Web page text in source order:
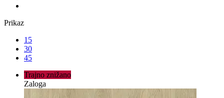
Prikaz
15
30
45
Trajno znižano
Zaloga